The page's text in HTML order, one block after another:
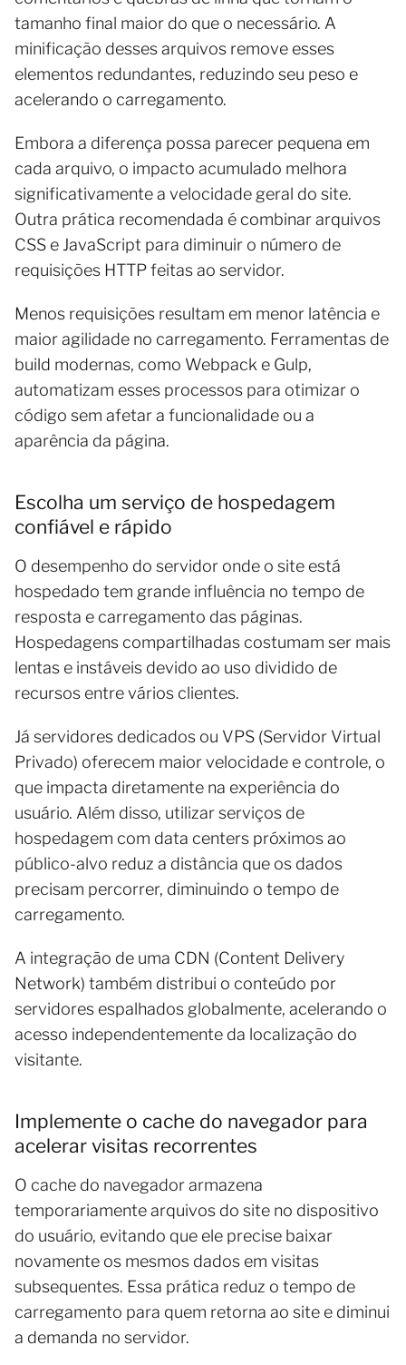
tamanho final maior do que o necessário. A
minificação desses arquivos remove esses
elementos redundantes, reduzindo seu peso e
acelerando o carregamento.
Embora a diferença possa parecer pequena em
cada arquivo, o impacto acumulado melhora
significativamente a velocidade geral do site.
Outra prática recomendada é combinar arquivos
CSS e JavaScript para diminuir o número de
requisições HTTP feitas ao servidor.
Menos requisições resultam em menor latência e
maior agilidade no carregamento. Ferramentas de
build modernas, como Webpack e Gulp,
automatizam esses processos para otimizar o
código sem afetar a funcionalidade ou a
aparência da página.
Escolha um serviço de hospedagem
confiável e rápido
O desempenho do servidor onde o site está
hospedado tem grande influência no tempo de
resposta e carregamento das páginas.
Hospedagens compartilhadas costumam ser mais
lentas e instáveis devido ao uso dividido de
recursos entre vários clientes.
Já servidores dedicados ou VPS (Servidor Virtual
Privado) oferecem maior velocidade e controle, o
que impacta diretamente na experiência do
usuário. Além disso, utilizar serviços de
hospedagem com data centers próximos ao
público-alvo reduz a distância que os dados
precisam percorrer, diminuindo o tempo de
carregamento.
A integração de uma CDN (Content Delivery
Network) também distribui o conteúdo por
servidores espalhados globalmente, acelerando o
acesso independentemente da localização do
visitante.
Implemente o cache do navegador para
acelerar visitas recorrentes
O cache do navegador armazena
temporariamente arquivos do site no dispositivo
do usuário, evitando que ele precise baixar
novamente os mesmos dados em visitas
subsequentes. Essa prática reduz o tempo de
carregamento para quem retorna ao site e diminui
a demanda no servidor.